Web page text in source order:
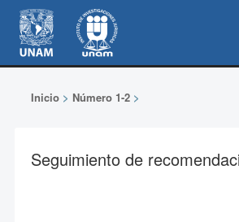
Inicio> Número 1-2>
Seguimiento de